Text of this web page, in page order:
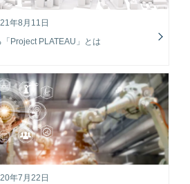
年8月11日
Project PLATEAU」とは
年7月22日